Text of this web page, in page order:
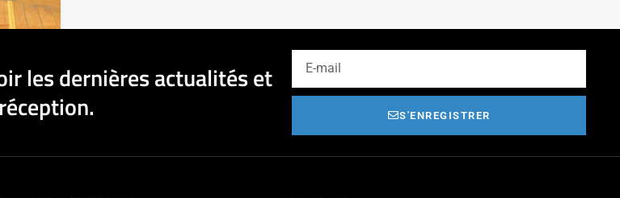
les dernières actualités et
S'ENREGISTRER